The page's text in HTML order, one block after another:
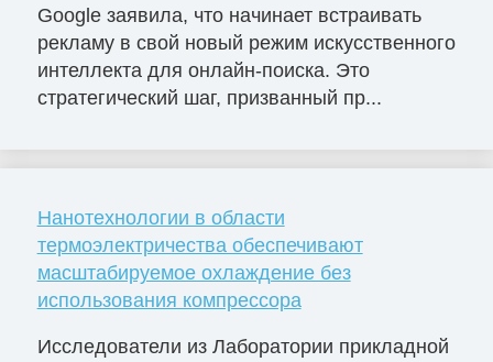
Google заявила, что начинает встраивать
рекламу в свой новый режим искусственного
интеллекта для онлайн-поиска. Это
стратегический шаг, призванный пр...
Нанотехнологии в области
термоэлектричества обеспечивают
масштабируемое охлаждение без
использования компрессора
Исследователи из Лаборатории прикладной